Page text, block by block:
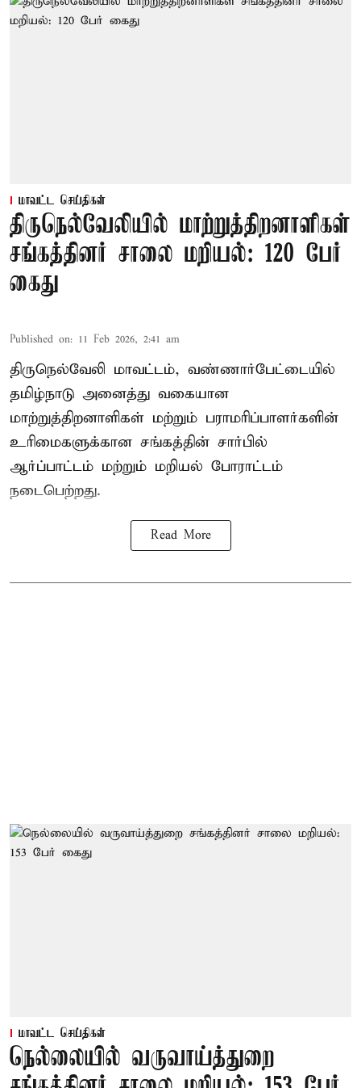
மாவட்ட செய்திகள்
திருநெல்வேலியில் மாற்றுத்திறனாளிகள்
சங்கத்தினர் சாலை மறியல்: 120 பேர்
கைது
Published on: 11 Feb 2026, 2:41 am
திருநெல்வேலி மாவட்டம், வண்ணார்பேட்டையில்
தமிழ்நாடு அனைத்து வகையான
மாற்றுத்திறனாளிகள் மற்றும் பராமரிப்பாளர்களின்
உரிமைகளுக்கான சங்கத்தின் சார்பில்
ஆர்ப்பாட்டம் மற்றும் மறியல் போராட்டம்
நடைபெற்றது.
Read More
மாவட்ட செய்திகள்
நெல்லையில் வருவாய்த்துறை